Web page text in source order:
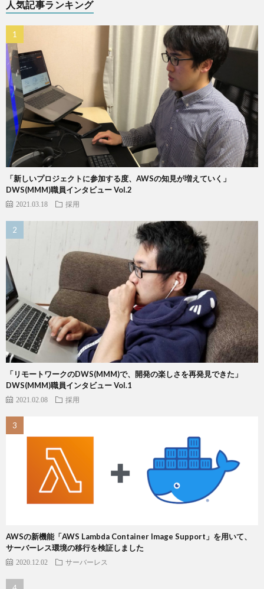
人気記事ランキング
「新しいプロジェクトに参加する度、AWSの知見が増えていく」
DWS(MMM)職員インタビュー Vol.2
2021.03.18 採用
「リモートワークのDWS(MMM)で、開発の楽しさを再発見できた」
DWS(MMM)職員インタビュー Vol.1
2021.02.08 採用
AWSの新機能「AWS Lambda Container Image Support」を用いて、
サーバーレス環境の移行を検証しました
2020.12.02 サーバーレス